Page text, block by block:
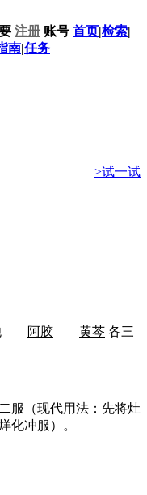
注册 账号 首页|检索|
南|任务
>试一试
阿胶 黄芩 各三
服（现代用法：先将灶
化冲服）。